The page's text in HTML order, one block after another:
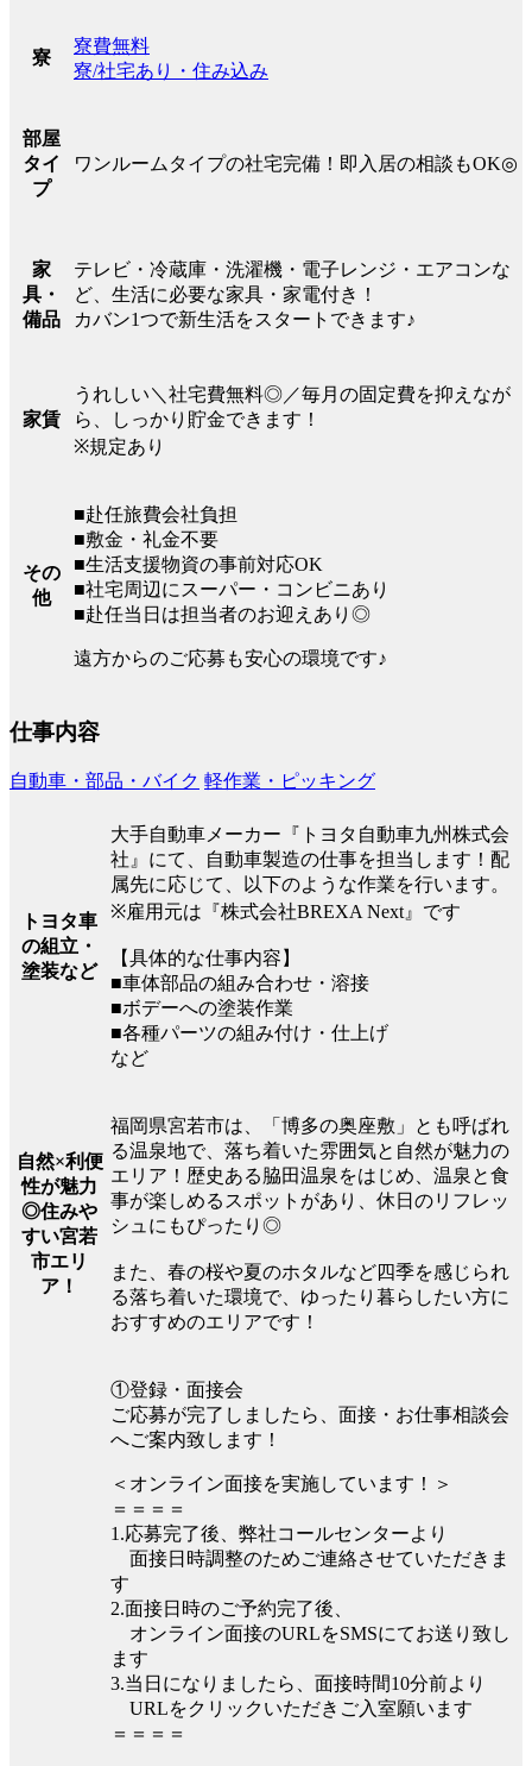
寮
寮費無料
寮/社宅あり・住み込み
部屋
タイ
プ
ワンルームタイプの社宅完備！即入居の相談もOK◎
家
具・
備品
テレビ・冷蔵庫・洗濯機・電子レンジ・エアコンな
ど、生活に必要な家具・家電付き！
カバン1つで新生活をスタートできます♪
家賃
うれしい＼社宅費無料◎／毎月の固定費を抑えなが
ら、しっかり貯金できます！
※規定あり
その
他
■赴任旅費会社負担
■敷金・礼金不要
■生活支援物資の事前対応OK
■社宅周辺にスーパー・コンビニあり
■赴任当日は担当者のお迎えあり◎
遠方からのご応募も安心の環境です♪
仕事内容
自動車・部品・バイク 軽作業・ピッキング
トヨタ車
の組立・
塗装など
大手自動車メーカー『トヨタ自動車九州株式会
社』にて、自動車製造の仕事を担当します！配
属先に応じて、以下のような作業を行います。
※雇用元は『株式会社BREXA Next』です
【具体的な仕事内容】
■車体部品の組み合わせ・溶接
■ボデーへの塗装作業
■各種パーツの組み付け・仕上げ
など
自然×利便
性が魅力
◎住みや
すい宮若
市エリ
ア！
福岡県宮若市は、「博多の奥座敷」とも呼ばれ
る温泉地で、落ち着いた雰囲気と自然が魅力の
エリア！歴史ある脇田温泉をはじめ、温泉と食
事が楽しめるスポットがあり、休日のリフレッ
シュにもぴったり◎
また、春の桜や夏のホタルなど四季を感じられ
る落ち着いた環境で、ゆったり暮らしたい方に
おすすめのエリアです！
①登録・面接会
ご応募が完了しましたら、面接・お仕事相談会
へご案内致します！
＜オンライン面接を実施しています！＞
＝＝＝＝
1.応募完了後、弊社コールセンターより
面接日時調整のためご連絡させていただきま
す
2.面接日時のご予約完了後、
オンライン面接のURLをSMSにてお送り致し
ます
3.当日になりましたら、面接時間10分前より
URLをクリックいただきご入室願います
＝＝＝＝